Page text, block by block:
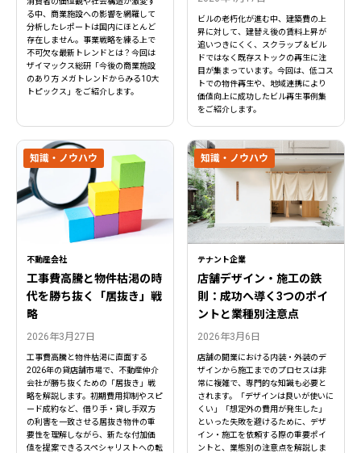
る中、商業施設への影響を網羅して
分析したレポートは国内にほとんど
存在しません。事業戦略を練る上で
不可欠な最新トレンドとは？今回は
ザイマックス総研「今後の商業施設
のあり方 メガトレンドからみる10大
トピックス」をご紹介します。
ビルの老朽化が進む中、建築費の上
昇に対して、建替え後の賃料上昇が
追いつきにくく、スクラップ＆ビル
ドではなく既存ストックの再生に注
目が集まっています。今回は、低コス
トでの物件再生や、地域連携により
価値向上に成功したビル再生事例集
をご紹介します。
不動産会社
工事費高騰と物件枯渇の時
代を勝ち抜く「居抜き」戦
略
2026年3月27日
工事費高騰と物件枯渇に直面する
2026年の貸店舗市場で、不動産仲介
会社が勝ち抜くための「居抜き」戦
略を解説します。初期費用抑制やスピ
ード成約など、借り手・貸し手双方
の利害を一致させる居抜き物件の重
要性を理解しながら、新たな付加価
値を提案できるスペシャリストへの転
知識・ノウハウ
テナント企業
店舗デザイン・施工の鉄
則：成功へ導く3つのポイ
ントと業種別注意点
2026年3月6日
店舗の開業における内装・外装のデ
ザインから施工までのプロセスは非
常に複雑で、専門的な知識も必要と
されます。「デザインは良いが使いに
くい」「想定外の費用が発生した」
といった失敗を避けるために、デザ
イン・施工を依頼する際の重要ポイ
ントと、業態別の注意点を解説しま
知識・ノウハウ